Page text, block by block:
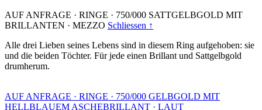
AUF ANFRAGE · RINGE · 750/000 SATTGELBGOLD MIT
BRILLANTEN · MEZZO Schliessen ↑
Alle drei Lieben seines Lebens sind in diesem Ring aufgehoben: sie
und die beiden Töchter. Für jede einen Brillant und Sattgelbgold
drumherum.
AUF ANFRAGE · RINGE · 750/000 GELBGOLD MIT
HELLBLAUEM ASCHEBRILLANT · LAUT